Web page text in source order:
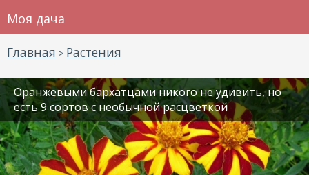
Моя дача
Главная > Растения
Оранжевыми бархатцами никого не удивить, но
есть 9 сортов с необычной расцветкой